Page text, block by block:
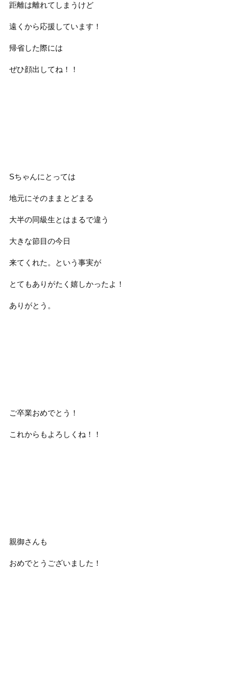
距離は離れてしまうけど
遠くから応援しています！
帰省した際には
ぜひ顔出してね！！
Sちゃんにとっては
地元にそのままとどまる
大半の同級生とはまるで違う
大きな節目の今日
来てくれた。という事実が
とてもありがたく嬉しかったよ！
ありがとう。
ご卒業おめでとう！
これからもよろしくね！！
親御さんも
おめでとうございました！